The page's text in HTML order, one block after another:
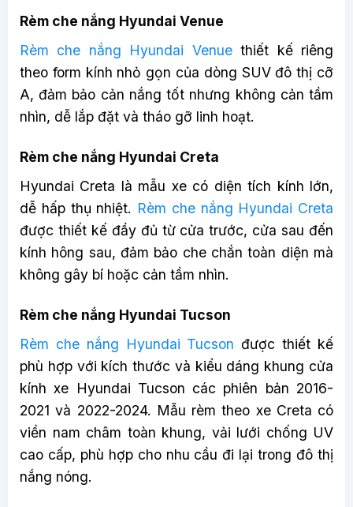
Rèm che nắng Hyundai Venue
Rèm che nắng Hyundai Venuethiết kế riêng
theo form kính nhỏ gọn của dòng SUV đô thị cỡ
A, đảm bảo cản nắng tốt nhưng không cản tầm
nhìn, dễ lắp đặt và tháo gỡ linh hoạt.
Rèm che nắng Hyundai Creta
Hyundai Creta là mẫu xe có diện tích kính lớn,
dễ hấp thụ nhiệt. Rèm che nắng Hyundai Creta
được thiết kế đầy đủ từ cửa trước, cửa sau đến
kính hông sau, đảm bảo che chắn toàn diện mà
không gây bí hoặc cản tầm nhìn.
Rèm che nắng Hyundai Tucson
Rèm che nắng Hyundai Tucson được thiết kế
phù hợp với kích thước và kiểu dáng khung cửa
kính xe Hyundai Tucson các phiên bản 2016-
2021 và 2022-2024. Mẫu rèm theo xe Creta có
viền nam châm toàn khung, vải lưới chống UV
cao cấp, phù hợp cho nhu cầu đi lại trong đô thị
nắng nóng.